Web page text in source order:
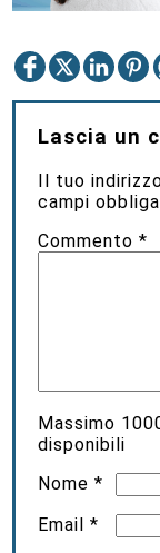
Lascia un
Il tuo
campi
Commento*
Massimo
disponibili
Nome*
Email*